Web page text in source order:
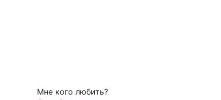
Мне кого любить?